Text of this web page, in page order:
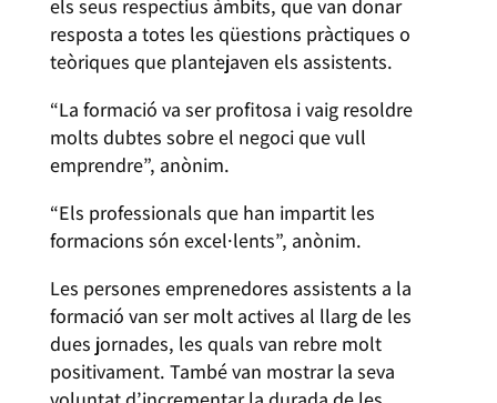
els seus respectius àmbits, que van donar
resposta a totes les qüestions pràctiques o
teòriques que plantejaven els assistents.
“La formació va ser profitosa i vaig resoldre
molts dubtes sobre el negoci que vull
emprendre”, anònim.
“Els professionals que han impartit les
formacions són excel·lents”, anònim.
Les persones emprenedores assistents a la
formació van ser molt actives al llarg de les
dues jornades, les quals van rebre molt
positivament. També van mostrar la seva